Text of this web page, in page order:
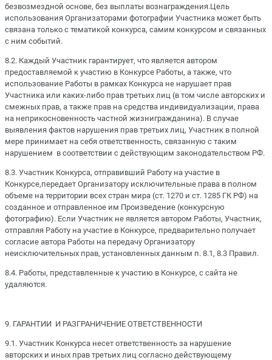
безвозмездной основе, без выплаты вознаграждения.Цель
использования Организаторами фотографии Участника может быть
связана только с тематикой конкурса, самим конкурсом и связанных
с ним событий.
8.2. Каждый Участник гарантирует, что является автором
предоставляемой к участию в Конкурсе Работы, а также, что
использование Работы в рамках Конкурса не нарушает прав
Участника или каких-либо прав третьих лиц (в том числе авторских и
смежных прав, а также прав на средства индивидуализации, права
на неприкосновенность частной жизнигражданина). В случае
выявления фактов нарушения прав третьих лиц, Участник в полной
мере принимает на себя ответственность, связанную с таким
нарушением в соответствии с действующим законодательством РФ.
8.3. Участник Конкурса, отправивший Работу на участие в
Конкурсе,передает Организатору исключительные права в полном
объеме на территории всех стран мира (ст. 1270 и ст. 1285 ГК РФ) на
созданное и отправленное им Произведение (конкурсную
фотографию). Если Участник не является автором Работы, Участник,
отправляя Работу на участие в Конкурсе, предварительно получает
согласие автора Работы на передачу Организатору
неисключительных прав, установленных данным п. 8.1, 8.3 Правил.
8.4. Работы, представленные к участию в Конкурсе, с сайта не
удаляются.
9. ГАРАНТИИ И РАЗГРАНИЧЕНИЕ ОТВЕТСТВЕННОСТИ
9.1. Участник Конкурса несет ответственность за нарушение
авторских и иных прав третьих лиц согласно действующему